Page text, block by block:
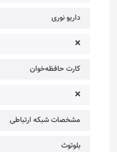
داریو نوری
❌
کارت حافظه‌خوان
❌
مشخصات شبکه ارتباطی
بلوتوث